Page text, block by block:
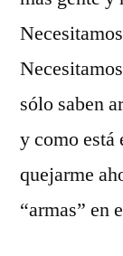
sólo saben
y como está
quejarme
“armas” en